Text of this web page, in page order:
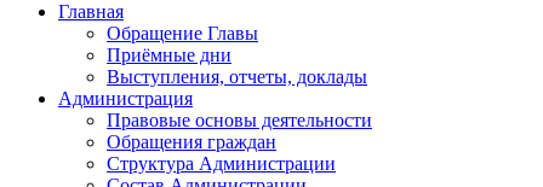
Главная
Обращение Главы
Приёмные дни
Выступления, отчеты, доклады
Администрация
Правовые основы деятельности
Обращения граждан
Структура Администрации